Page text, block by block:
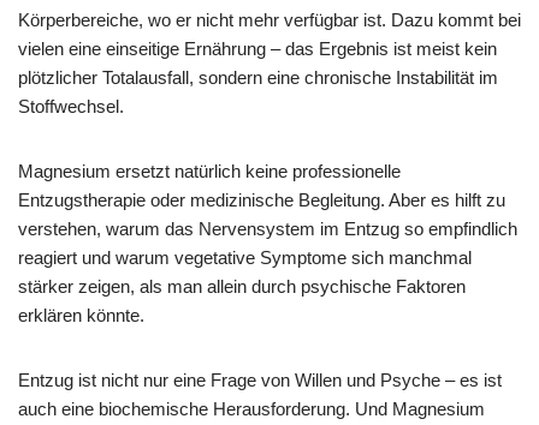
Körperbereiche, wo er nicht mehr verfügbar ist. Dazu kommt bei
vielen eine einseitige Ernährung – das Ergebnis ist meist kein
plötzlicher Totalausfall, sondern eine chronische Instabilität im
Stoffwechsel.
Magnesium ersetzt natürlich keine professionelle
Entzugstherapie oder medizinische Begleitung. Aber es hilft zu
verstehen, warum das Nervensystem im Entzug so empfindlich
reagiert und warum vegetative Symptome sich manchmal
stärker zeigen, als man allein durch psychische Faktoren
erklären könnte.
Entzug ist nicht nur eine Frage von Willen und Psyche – es ist
auch eine biochemische Herausforderung. Und Magnesium